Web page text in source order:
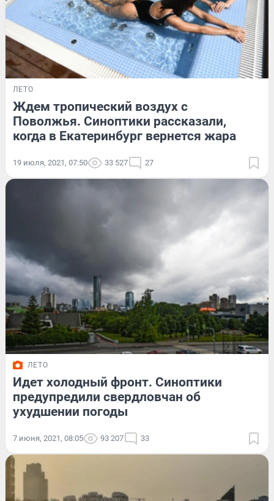
ЛЕТО
Ждем тропический воздух с
Поволжья. Синоптики рассказали,
когда в Екатеринбург вернется жара
19 июля, 2021, 07:50 33 527 27
ЛЕТО
Идет холодный фронт. Синоптики
предупредили свердловчан об
ухудшении погоды
7 июня, 2021, 08:05 93 207 33